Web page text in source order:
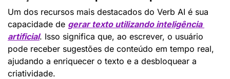
Um dos recursos mais destacados do Verb AI é sua
capacidade de gerar texto utilizando inteligência
artificial. Isso significa que, ao escrever, o usuário
pode receber sugestões de conteúdo em tempo real,
ajudando a enriquecer o texto e a desbloquear a
criatividade.